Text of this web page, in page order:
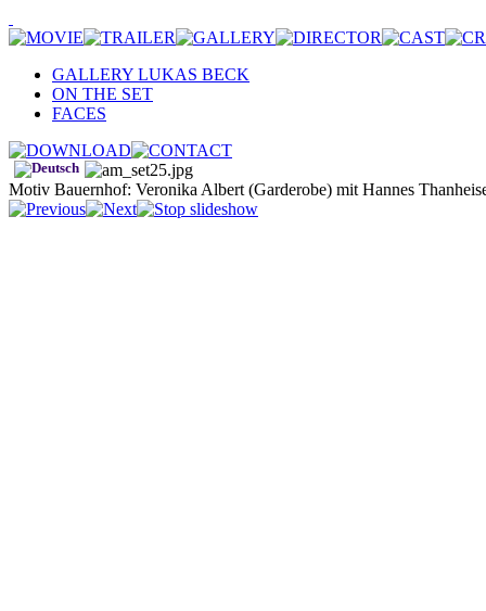
GALLERY LUKAS BECK
ON THE SET
FACES
Motiv Bauernhof: Veronika Albert (Garderobe) mit Hannes